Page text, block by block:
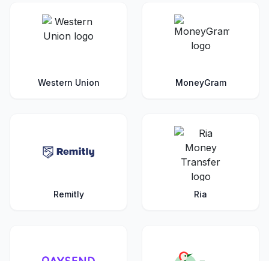
Western Union MoneyGram
Remitly Ria